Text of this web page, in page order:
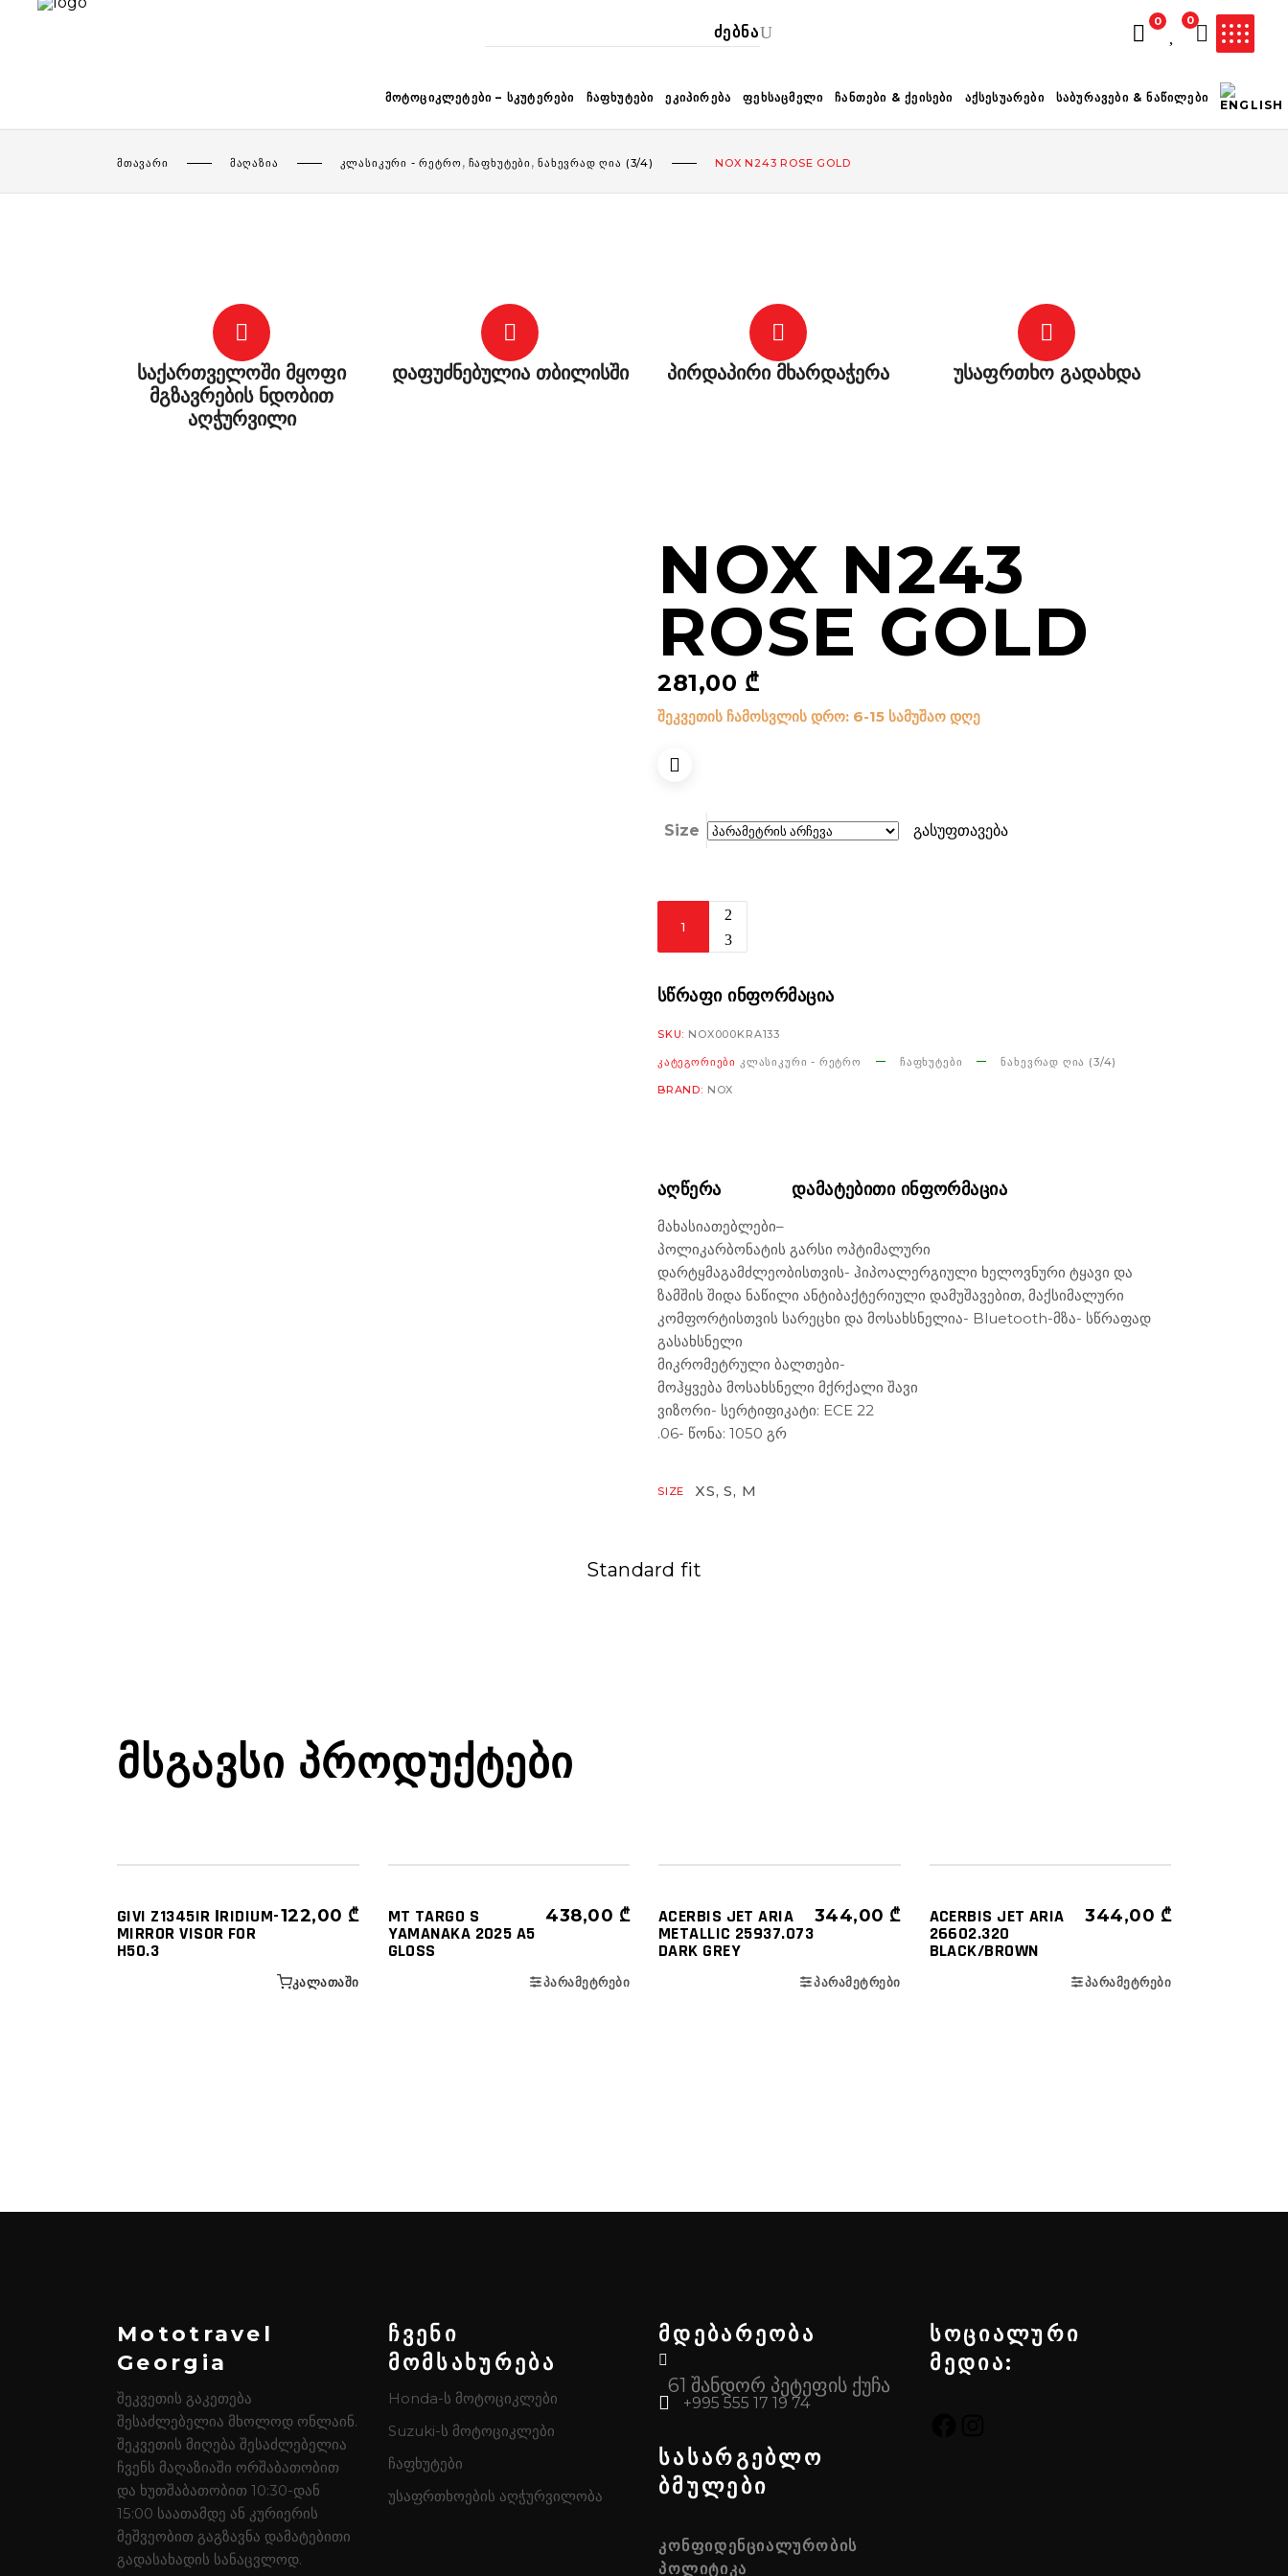
0 0
ᲛᲝᲢᲝᲪᲘᲙᲚᲔᲢᲔᲑᲘ – ᲡᲙᲣᲢᲔᲠᲔᲑᲘ ᲩᲐᲤᲮᲣᲢᲔᲑᲘ ᲔᲙᲘᲞᲘᲠᲔᲑᲐ ᲤᲔᲮᲡᲐᲪᲛᲔᲚᲘ ᲩᲐᲜᲗᲔᲑᲘ & ᲥᲔᲘᲡᲔᲑᲘ ᲐᲥᲡᲔᲡᲣᲐᲠᲔᲑᲘ ᲡᲐᲑᲣᲠᲐᲕᲔᲑᲘ & ᲜᲐᲬᲘᲚᲔᲑᲘ
ᲛᲗᲐᲕᲐᲠᲘ ᲛᲐᲦᲐᲖᲘᲐ ᲙᲚᲐᲡᲘᲙᲣᲠᲘ - ᲠᲔᲢᲠᲝ , ᲩᲐᲤᲮᲣᲢᲔᲑᲘ,ᲜᲐᲮᲔᲕᲠᲐᲓ ᲦᲘᲐ (3/4) NOX N243 ROSE GOLD
საქართველოში მყოფი
მგზავრების ნდობით
აღჭურვილი
დაფუძნებულია თბილისში პირდაპირი მხარდაჭერა უსაფრთხო გადახდა
NOX N243
ROSE GOLD
281,00 ₾
შეკვეთის ჩამოსვლის დრო: 6-15 სამუშაო დღე
Size გასუფთავება
gold
ᲡᲬᲠᲐᲤᲘ ᲘᲜᲤᲝᲠᲛᲐᲪᲘᲐ
SKU: NOX000KRA133
ᲙᲐᲢᲔᲒᲝᲠᲘᲔᲑᲘ ᲙᲚᲐᲡᲘᲙᲣᲠᲘ - ᲠᲔᲢᲠᲝ ᲩᲐᲤᲮᲣᲢᲔᲑᲘ ᲜᲐᲮᲔᲕᲠᲐᲓ ᲦᲘᲐ (3/4)
BRAND: NOX
ᲐᲦᲬᲔᲠᲐ ᲓᲐᲛᲐᲢᲔᲑᲘᲗᲘ ᲘᲜᲤᲝᲠᲛᲐᲪᲘᲐ
მახასიათებლები–
პოლიკარბონატის გარსი ოპტიმალური
დარტყმაგამძლეობისთვის- ჰიპოალერგიული ხელოვნური ტყავი და
ზამშის შიდა ნაწილი ანტიბაქტერიული დამუშავებით, მაქსიმალური
კომფორტისთვის სარეცხი და მოსახსნელია- Bluetooth-მზა- სწრაფად
გასახსნელი
მიკრომეტრული ბალთები-
მოჰყვება მოსახსნელი მქრქალი შავი
ვიზორი- სერტიფიკატი: ECE 22
.06- წონა: 1050 გრ
SIZE XS, S, M
Standard fit
ᲛᲡᲒᲐᲕᲡᲘ ᲞᲠᲝᲓᲣᲥᲢᲔᲑᲘ
GIVI Z1345IR ΙRIDIUM-
MIRROR VISOR FOR
H50.3
122,00 ₾
ᲙᲐᲚᲐᲗᲐᲨᲘ
MT TARGO S
YAMANAKA 2025 A5
GLOSS
438,00 ₾
ᲞᲐᲠᲐᲛᲔᲢᲠᲔᲑᲘ
ACERBIS JET ARIA
METALLIC 25937.073
DARK GREY
344,00 ₾
ᲞᲐᲠᲐᲛᲔᲢᲠᲔᲑᲘ
ACERBIS JET ARIA
26602.320
BLACK/BROWN
344,00 ₾
ᲞᲐᲠᲐᲛᲔᲢᲠᲔᲑᲘ
Mototravel
Georgia
შეკვეთის გაკეთება
შესაძლებელია მხოლოდ ონლაინ.
შეკვეთის მიღება შესაძლებელია
ჩვენს მაღაზიაში ორშაბათობით
და ხუთშაბათობით 10:30-დან
15:00 საათამდე ან კურიერის
მეშვეობით გაგზავნა დამატებითი
გადასახადის სანაცვლოდ.
ჩვენი
მომსახურება
Honda-ს მოტოციკლები
Suzuki-ს მოტოციკლები
ჩაფხუტები
უსაფრთხოების აღჭურვილობა
მდებარეობა
61 შანდორ პეტეფის ქუჩა
+995 555 17 19 74
სასარგებლო
ბმულები
ᲙᲝᲜᲤᲘᲓᲔᲜᲪᲘᲐᲚᲣᲠᲝᲑᲘᲡ
ᲞᲝᲚᲘᲢᲘᲙᲐ
სოციალური
მედია: